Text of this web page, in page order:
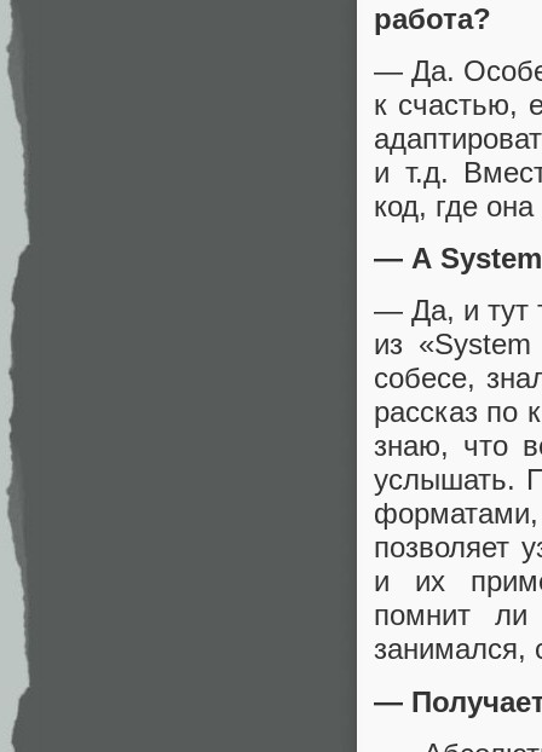
работа?
— Да.
к счастью,
и т.д.
код, где
— А System
— Да, и тут
из
собесе,
рассказ по
знаю, что
услышать.
позволяет
и их
помнит ли
занимался,
—